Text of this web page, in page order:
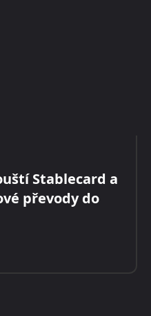
Stablecard a
převody do